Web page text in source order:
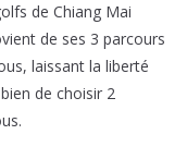
de Chiang Mai
de ses 3 parcours
laissant la liberté
de choisir 2